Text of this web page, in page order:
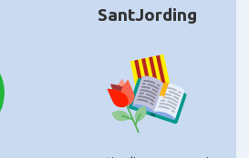
SantJording